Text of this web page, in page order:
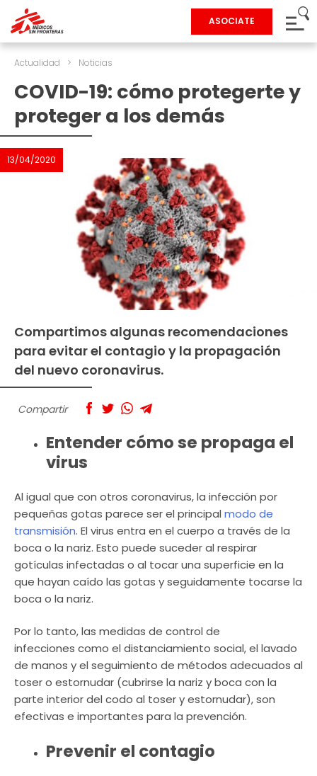
ASOCIATE
Actualidad > Noticias
COVID-19: cómo protegerte y
proteger a los demás
13/04/2020
Compartimos algunas recomendaciones
para evitar el contagio y la propagación
del nuevo coronavirus.
Compartir
Entender cómo se propaga el
virus
Al igual que con otros coronavirus, la infección por
pequeñas gotas parece ser el principal modo de
transmisión. El virus entra en el cuerpo a través de la
boca o la nariz. Esto puede suceder al respirar
gotículas infectadas o al tocar una superficie en la
que hayan caído las gotas y seguidamente tocarse la
boca o la nariz.
Por lo tanto, las medidas de control de
infecciones como el distanciamiento social, el lavado
de manos y el seguimiento de métodos adecuados al
toser o estornudar (cubrirse la nariz y boca con la
parte interior del codo al toser y estornudar), son
efectivas e importantes para la prevención.
Prevenir el contagio